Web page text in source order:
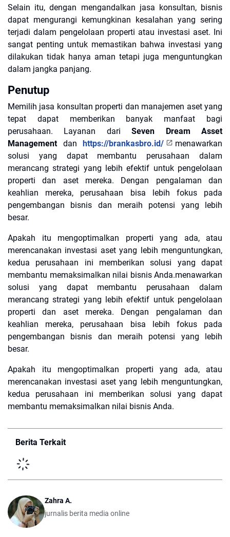
Selain itu, dengan mengandalkan jasa konsultan, bisnis
dapat mengurangi kemungkinan kesalahan yang sering
terjadi dalam pengelolaan properti atau investasi aset. Ini
sangat penting untuk memastikan bahwa investasi yang
dilakukan tidak hanya aman tetapi juga menguntungkan
dalam jangka panjang.
Penutup
Memilih jasa konsultan properti dan manajemen aset yang
tepat dapat memberikan banyak manfaat bagi
perusahaan. Layanan dariSeven Dream Asset
Managementdan https://brankasbro.id/
menawarkan
solusi yang dapat membantu perusahaan dalam
merancang strategi yang lebih efektif untuk pengelolaan
properti dan aset mereka. Dengan pengalaman dan
keahlian mereka, perusahaan bisa lebih fokus pada
pengembangan bisnis dan meraih potensi yang lebih
besar.
Apakah itu mengoptimalkan properti yang ada, atau
merencanakan investasi aset yang lebih menguntungkan,
kedua perusahaan ini memberikan solusi yang dapat
membantu memaksimalkan nilai bisnis Anda.menawarkan
solusi yang dapat membantu perusahaan dalam
merancang strategi yang lebih efektif untuk pengelolaan
properti dan aset mereka. Dengan pengalaman dan
keahlian mereka, perusahaan bisa lebih fokus pada
pengembangan bisnis dan meraih potensi yang lebih
besar.
Apakah itu mengoptimalkan properti yang ada, atau
merencanakan investasi aset yang lebih menguntungkan,
kedua perusahaan ini memberikan solusi yang dapat
membantu memaksimalkan nilai bisnis Anda.
Berita Terkait
Zahra A.
jurnalis berita media online